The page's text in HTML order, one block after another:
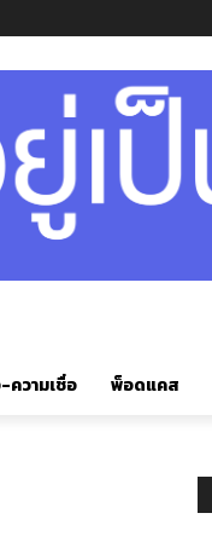
ความเชื่อ พ็อดแคส